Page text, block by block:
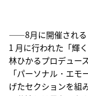
――8月に開催され
1 月に行われた「輝
林ひかるプロデュー
「パーソナル・エ
げたセクションを組